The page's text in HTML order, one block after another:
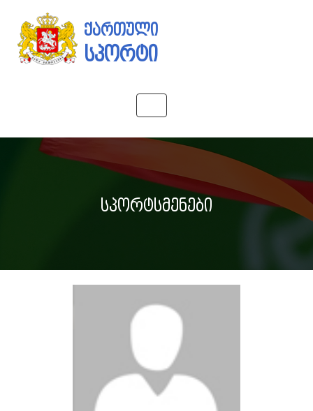
ქართული
სპორტი
navigation
სპორტსმენები